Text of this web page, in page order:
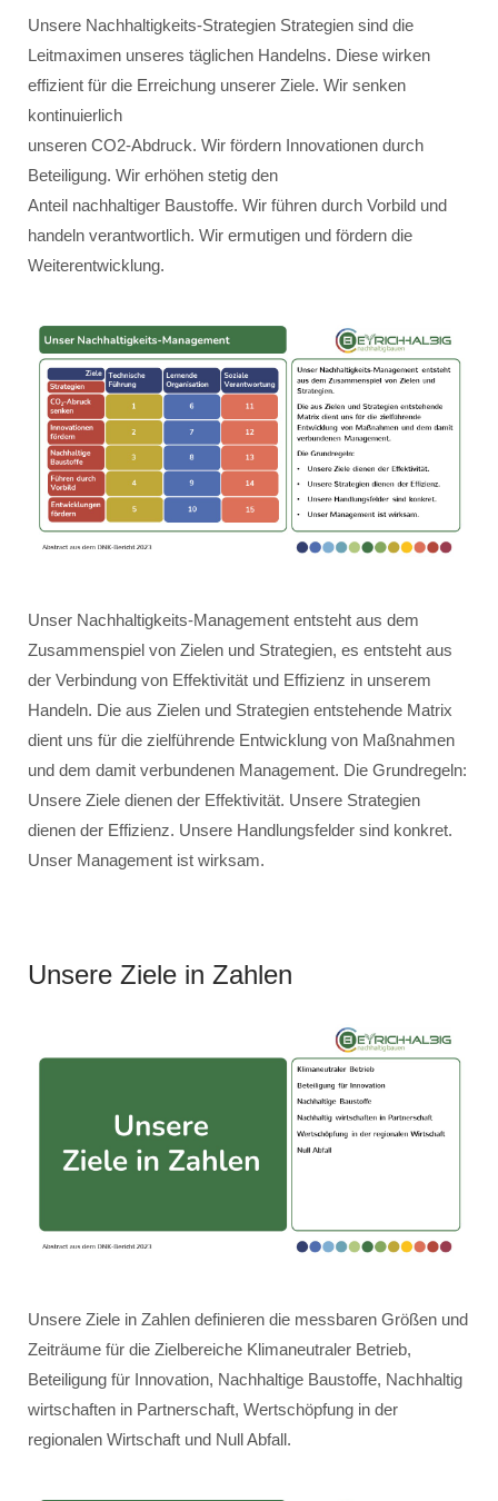
Unsere Nachhaltigkeits-Strategien Strategien sind die
Leitmaximen unseres täglichen Handelns. Diese wirken
effizient für die Erreichung unserer Ziele. Wir senken
kontinuierlich
unseren CO2-Abdruck. Wir fördern Innovationen durch
Beteiligung. Wir erhöhen stetig den
Anteil nachhaltiger Baustoffe. Wir führen durch Vorbild und
handeln verantwortlich. Wir ermutigen und fördern die
Weiterentwicklung.
Unser Nachhaltigkeits-Management entsteht aus dem
Zusammenspiel von Zielen und Strategien, es entsteht aus
der Verbindung von Effektivität und Effizienz in unserem
Handeln. Die aus Zielen und Strategien entstehende Matrix
dient uns für die zielführende Entwicklung von Maßnahmen
und dem damit verbundenen Management. Die Grundregeln:
Unsere Ziele dienen der Effektivität. Unsere Strategien
dienen der Effizienz. Unsere Handlungsfelder sind konkret.
Unser Management ist wirksam.
Unsere Ziele in Zahlen
Unsere Ziele in Zahlen definieren die messbaren Größen und
Zeiträume für die Zielbereiche Klimaneutraler Betrieb,
Beteiligung für Innovation, Nachhaltige Baustoffe, Nachhaltig
wirtschaften in Partnerschaft, Wertschöpfung in der
regionalen Wirtschaft und Null Abfall.